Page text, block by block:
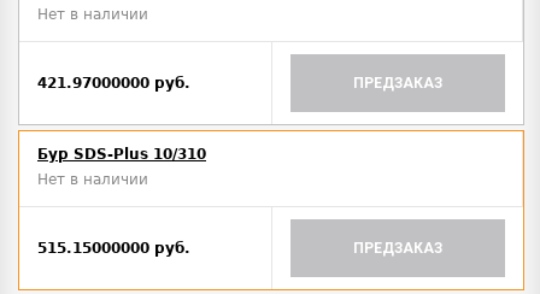
Нет в наличии
421.97000000 руб. ПРЕДЗАКАЗ
Бур SDS-Plus 10/310
Нет в наличии
515.15000000 руб. ПРЕДЗАКАЗ